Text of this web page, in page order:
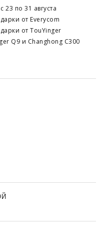
по 31 августа
от Everycom
от TouYinger
Q9 и Changhong C300